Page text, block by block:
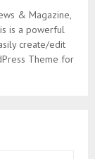
& Magazine,
is a powerful
create/edit
Theme for